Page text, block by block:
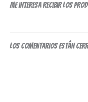
Me interesa recibir los
Los comentarios están